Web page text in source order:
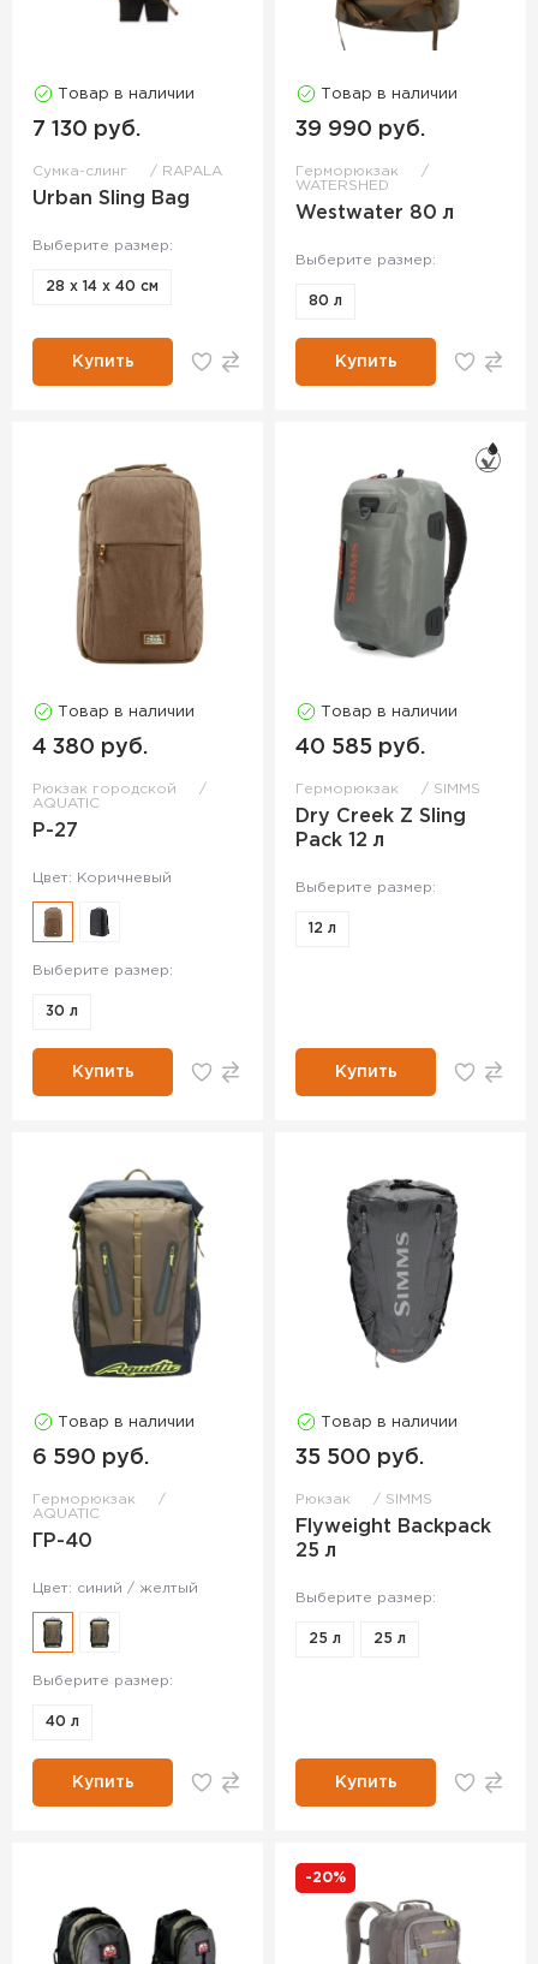
Товар в наличии
7 130 руб.
Сумка-слинг RAPALA
Urban Sling Bag
Выберите размер:
28 х 14 х 40 см
Купить
Товар в наличии
39 990 руб.
Герморюкзак
WATERSHED
Westwater 80 л
Выберите размер:
80 л
Купить
Товар в наличии
4 380 руб.
Рюкзак городской
AQUATIC
Р-27
Цвет: Коричневый
Выберите размер:
30 л
Купить
Товар в наличии
40 585 руб.
Герморюкзак SIMMS
Dry Creek Z Sling
Pack 12 л
Выберите размер:
12 л
Купить
Товар в наличии
6 590 руб.
Герморюкзак
AQUATIC
ГР-40
Цвет: синий / желтый
Выберите размер:
40 л
Купить
Товар в наличии
35 500 руб.
Рюкзак SIMMS
Flyweight Backpack
25 л
Выберите размер:
25 л 25 л
Купить
-20%